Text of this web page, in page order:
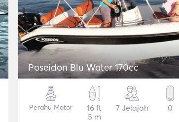
Poseidon Blu Water 170cc
Perahu Motor
16 ft
5 m
7 Jelajah 0